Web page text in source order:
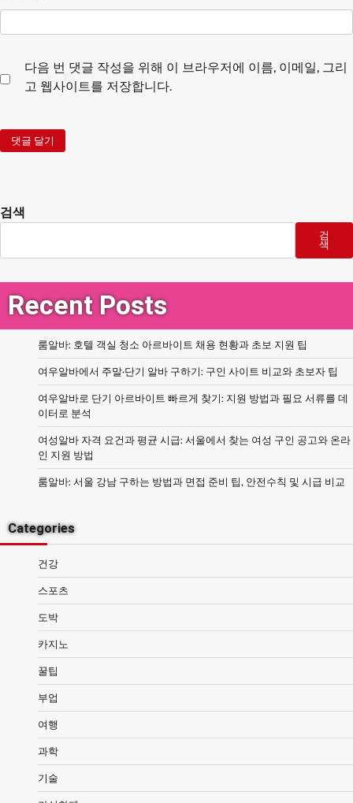
다음 번 댓글 작성을 위해 이 브라우저에 이름, 이메일, 그리
고 웹사이트를 저장합니다.
검색
검
색
Recent Posts
룸알바: 호텔 객실 청소 아르바이트 채용 현황과 초보 지원 팁
여우알바에서 주말·단기 알바 구하기: 구인 사이트 비교와 초보자 팁
여우알바로 단기 아르바이트 빠르게 찾기: 지원 방법과 필요 서류를 데
이터로 분석
여성알바 자격 요건과 평균 시급: 서울에서 찾는 여성 구인 공고와 온라
인 지원 방법
룸알바: 서울 강남 구하는 방법과 면접 준비 팁, 안전수칙 및 시급 비교
Categories
건강
스포츠
도박
카지노
꿀팁
부업
여행
과학
기술